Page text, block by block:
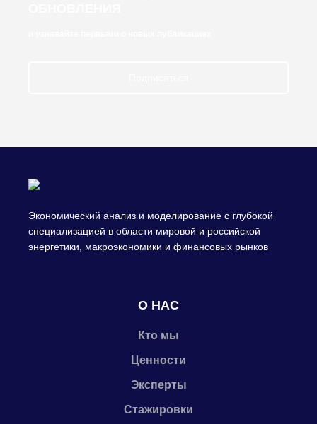
Экономический анализ и моделирование с глубокой
специализацией в области мировой и российской
энергетики, макроэкономики и финансовых рынков
О НАС
Кто мы
Ценности
Эксперты
Стажировки